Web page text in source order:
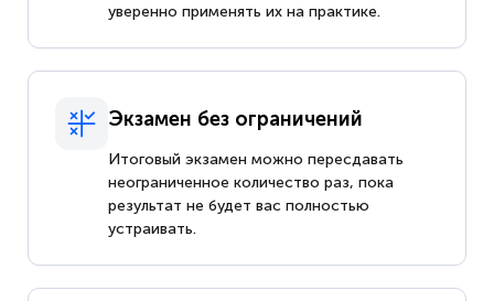
уверенно применять их на практике.
Экзамен без ограничений
Итоговый экзамен можно пересдавать
неограниченное количество раз, пока
результат не будет вас полностью
устраивать.